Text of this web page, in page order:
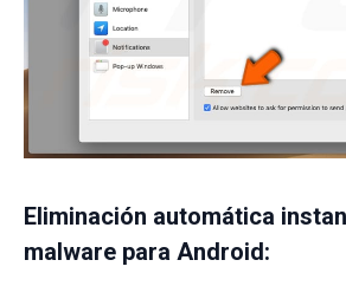
Eliminación automática
malware para Android: